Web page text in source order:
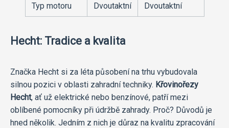
Typ motoru Dvoutaktní Dvoutaktní
Hecht: Tradice a kvalita
Značka Hecht si za léta působení na trhu vybudovala
silnou pozici v oblasti zahradní techniky. Křovinořezy
Hecht, ať už elektrické nebo benzínové, patří mezi
oblíbené pomocníky při údržbě zahrady. Proč? Důvodů je
hned několik. Jedním z nich je důraz na kvalitu zpracování